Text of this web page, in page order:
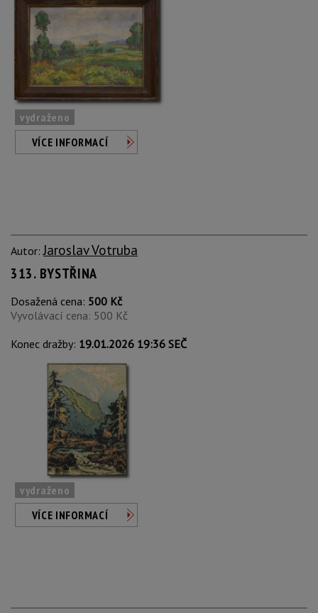
vydraženo
VÍCE INFORMACÍ
Autor:Jaroslav Votruba
313. BYSTŘINA
Dosažená cena: 500 Kč
Vyvolávací cena: 500 Kč
Konec dražby: 19.01.2026 19:36 SEČ
vydraženo
VÍCE INFORMACÍ